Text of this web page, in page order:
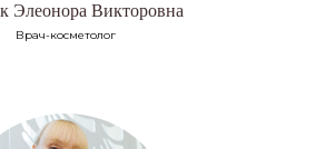
Элеонора Викторовна
Врач-косметолог